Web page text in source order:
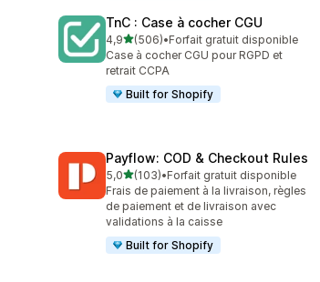
TnC : Case à cocher CGU
4,9étoile(s) sur 5
(506)
506 avis au total
•Forfait gratuit disponible
Case à cocher CGU pour RGPD et
retrait CCPA
Built for Shopify
Payflow: COD & Checkout Rules
5,0étoile(s) sur 5
(103)
103 avis au total
•Forfait gratuit disponible
Frais de paiement à la livraison, règles
de paiement et de livraison avec
validations à la caisse
Built for Shopify